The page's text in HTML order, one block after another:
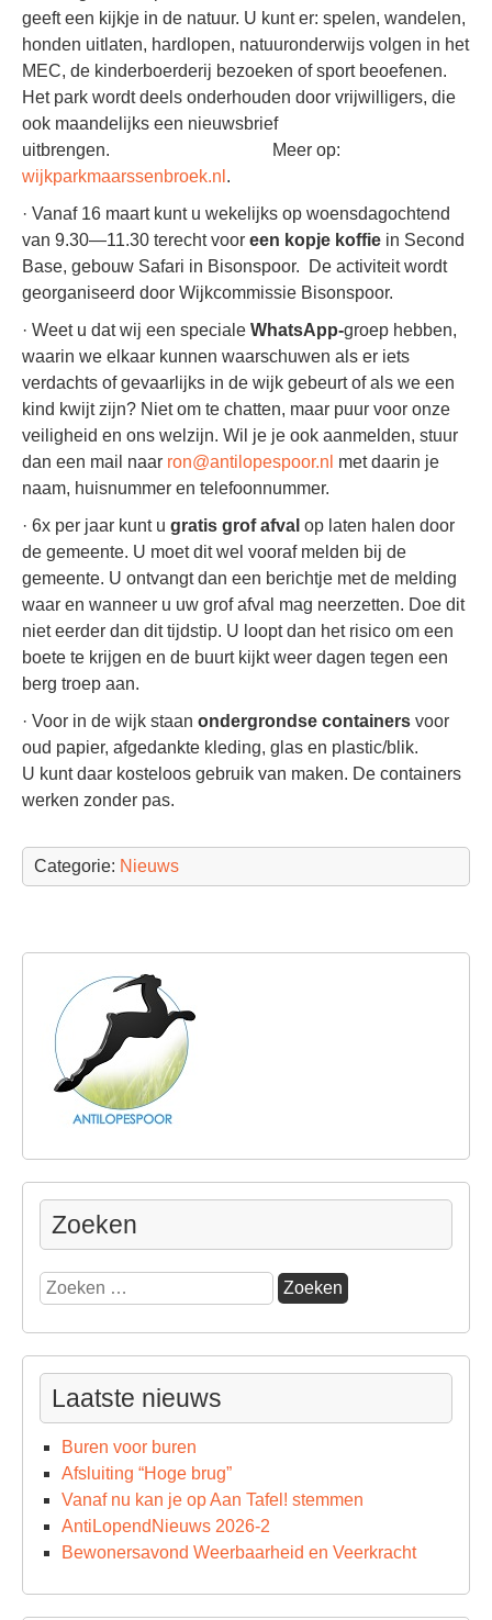
geeft een kijkje in de natuur. U kunt er: spelen, wandelen,
honden uitlaten, hardlopen, natuuronderwijs volgen in het
MEC, de kinderboerderij bezoeken of sport beoefenen.
Het park wordt deels onderhouden door vrijwilligers, die
ook maandelijks een nieuwsbrief
uitbrengen. Meer op:
wijkparkmaarssenbroek.nl .
· Vanaf 16 maart kunt u wekelijks op woensdagochtend
van 9.30—11.30 terecht voor een kopje koffie in Second
Base, gebouw Safari in Bisonspoor. De activiteit wordt
georganiseerd door Wijkcommissie Bisonspoor.
· Weet u dat wij een speciale WhatsApp-groep hebben,
waarin we elkaar kunnen waarschuwen als er iets
verdachts of gevaarlijks in de wijk gebeurt of als we een
kind kwijt zijn? Niet om te chatten, maar puur voor onze
veiligheid en ons welzijn. Wil je je ook aanmelden, stuur
dan een mail naar ron@antilopespoor.nl met daarin je
naam, huisnummer en telefoonnummer.
· 6x per jaar kunt u gratis grof afval op laten halen door
de gemeente. U moet dit wel vooraf melden bij de
gemeente. U ontvangt dan een berichtje met de melding
waar en wanneer u uw grof afval mag neerzetten. Doe dit
niet eerder dan dit tijdstip. U loopt dan het risico om een
boete te krijgen en de buurt kijkt weer dagen tegen een
berg troep aan.
· Voor in de wijk staan ondergrondse containers voor
oud papier, afgedankte kleding, glas en plastic/blik.
U kunt daar kosteloos gebruik van maken. De containers
werken zonder pas.
Categorie: Nieuws
Zoeken
Zoeken
naar:
Laatste nieuws
Buren voor buren
Afsluiting “Hoge brug”
Vanaf nu kan je op Aan Tafel! stemmen
AntiLopendNieuws 2026-2
Bewonersavond Weerbaarheid en Veerkracht